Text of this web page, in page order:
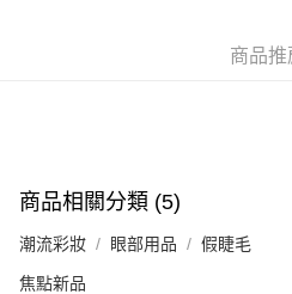
每筆HK$65.00，滿HK$300.00或以
(香港門市) 只顯示可選門市。確認
(澳門門市) 只顯示可選門市。確認
取。逾期會取消訂單，並不會安排重
商品推
商品相關分類 (5)
潮流彩妝 眼部用品 假睫毛
焦點新品